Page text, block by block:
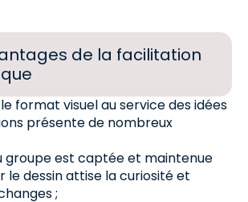
de la facilitation
le format visuel au service des idées
présente de nombreux
groupe est captée et maintenue
le dessin attise la curiosité et
;